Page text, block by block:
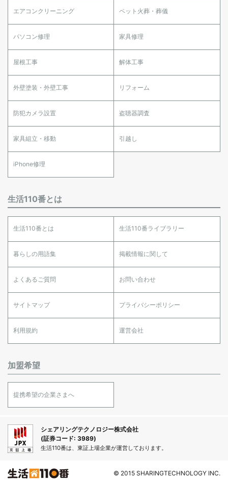
エアコンクリーニング ペット火葬・葬儀
パソコン修理 家具修理
屋根工事 解体工事
外壁塗装・外壁工事 リフォーム
防犯カメラ設置 盗聴器調査
家具組立・移動 引越し
iPhone修理
生活110番とは
生活110番とは 生活110番ライブラリー
暮らしの用語集 掲載情報に関して
よくあるご質問 お問い合わせ
サイトマップ プライバシーポリシー
利用規約 運営会社
加盟希望
提携希望の企業さまへ
シェアリングテクノロジー株式会社
(証券コード: 3989)
生活110番は、東証上場企業が運営しております。
© 2015 SHARINGTECHNOLOGY INC.